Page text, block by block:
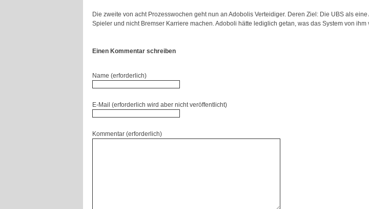
Die zweite von acht Prozesswochen geht nun an Adobolis Verteidiger. Deren Ziel: Die UBS als
Spieler und nicht Bremser Karriere machen. Adoboli hätte lediglich getan, was das System von ihm
Einen Kommentar schreiben
Name (erforderlich)
E-Mail (erforderlich wird aber nicht veröffentlicht)
Kommentar (erforderlich)